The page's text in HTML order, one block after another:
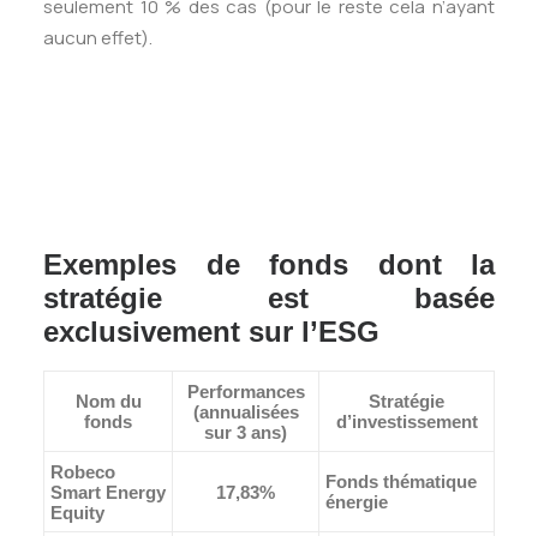
seulement 10 % des cas (pour le reste cela n’ayant
aucun effet).
Exemples de fonds dont la
stratégie est basée
exclusivement sur l’ESG
Nom du
fonds
Performances
(annualisées
sur 3 ans)
Stratégie
d’investissement
Robeco
Smart Energy
Equity
17,83%
Fonds thématique
énergie